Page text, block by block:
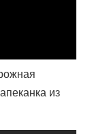
из